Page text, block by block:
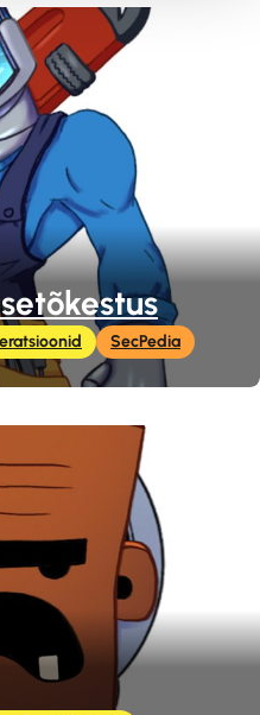
SecPedia